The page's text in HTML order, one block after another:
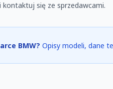
się ze sprzedawcami.
BMW? Opisy modeli, dane